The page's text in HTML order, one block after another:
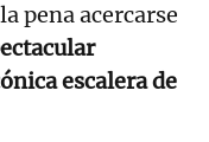
pena acercarse
escalera de